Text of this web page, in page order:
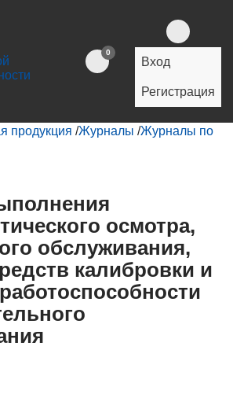
0
Вход
Регистрация
продукция /Журналы /Журналы по
осмотра,
обслуживания,
калибровки и